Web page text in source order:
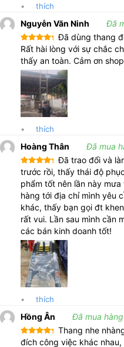
• thích
Nguyễn Văn Ninh Đã
Được xếp
hạng 55
sao
Đã dùng thang
Rất hài lòng với sự chắc
thấy an toàn. Cảm ơn
• thích
Hoàng Thân Đã mua
Được xếp
hạng5 5
sao
Đã trao đổi và
trước rồi, thấy thái độ
phẩm tốt nên lần này
hàng tới địa chỉ mình yêu
khác, thấy bạn gọi đt
rất vui. Lần sau mình cần
các bán kinh doanh tốt!
• thích
Hồng Ân Đã mua hàng
Được xếp
Thang nhe
đích công việc khác